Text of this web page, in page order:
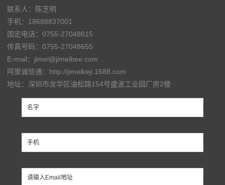
联系人：陈芝明
手机：18688837001
固定电话：0755-27048615
传真号码：0755-27048655
E-mail：jimei@jimeibee.com
阿里诚信通：http://jimeikeji.1688.com
地址：深圳市龙华区油松路154号盛波工业园厂房2楼